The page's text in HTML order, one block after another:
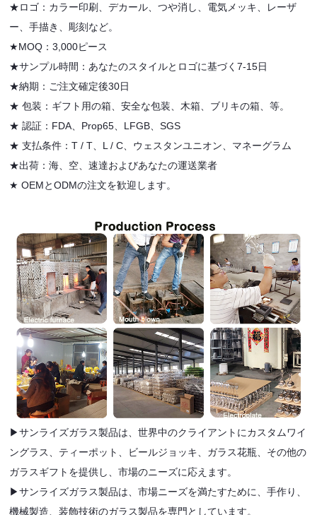
★ロゴ：カラー印刷、デカール、つや消し、電気メッキ、レーザ
ー、手描き、彫刻など。
★MOQ：3,000ピース
★サンプル時間：あなたのスタイルとロゴに基づく7-15日
★納期：ご注文確定後30日
★包装：ギフト用の箱、安全な包装、木箱、ブリキの箱、等。
★認証：FDA、Prop65、LFGB、SGS
★支払条件：T / T、L / C、ウェスタンユニオン、マネーグラム
★出荷：海、空、速達およびあなたの運送業者
★OEMとODMの注文を歓迎します。
▶サンライズガラス製品は、世界中のクライアントにカスタムワイ
ングラス、ティーポット、ビールジョッキ、ガラス花瓶、その他の
ガラスギフトを提供し、市場のニーズに応えます。
▶サンライズガラス製品は、市場ニーズを満たすために、手作り、
機械製造、装飾技術のガラス製品を専門としています。